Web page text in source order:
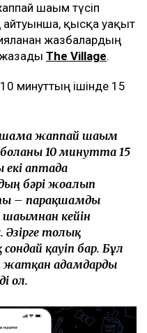
шағым түсіп
қысқа уақыт
жазбалардың
жазады The Village.
минуттың ішінде 15
жаппай шағым
10 минутта 15
екі аптада
бәрі жоғалып
– парақшамды
кейін
толық
қауіп бар. Бұл
жатқан адамдарды
ол.